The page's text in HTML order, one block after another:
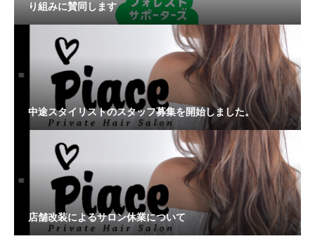
り組みに賛同します
中途スタイリストのスタッフ募集を開始しました。
店舗改装によるサロン休業について